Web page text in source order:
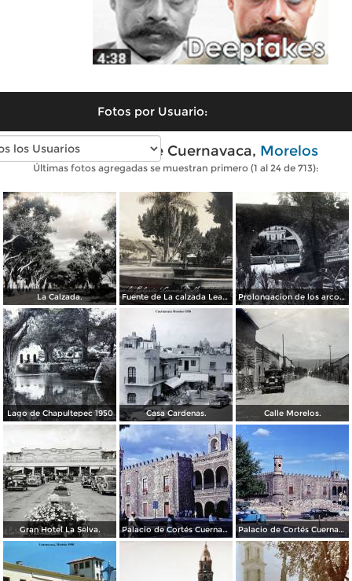
Fotos por Usuario:
Fotos antiguas de Cuernavaca, Morelos
Últimas fotos agregadas se muestran primero (1 al 24 de 713):
La Calzada. Fuente de La calzada Leandro Valle. Prolongacion de los arcos de Guadalupe.
Lago de Chapultepec 1950 Casa Cardenas. Calle Morelos.
Gran Hotel La Selva. Palacio de Cortés Cuernavaca Morelos 1967 Palacio de Cortés Cuernavaca Morelos 1967